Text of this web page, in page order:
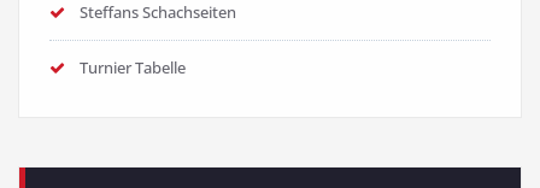
Steffans Schachseiten
Turnier Tabelle